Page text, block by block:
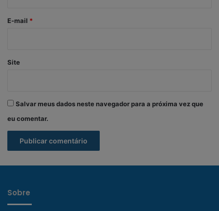
*
E-mail *
Site
Salvar meus dados neste navegador para a próxima vez que
eu comentar.
Sobre